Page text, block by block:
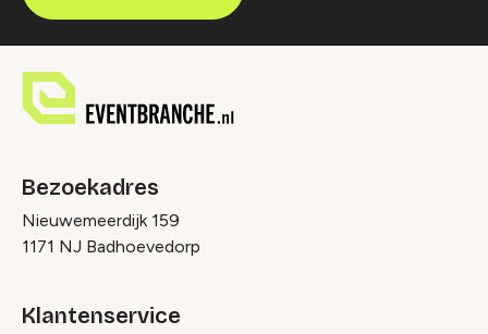
Bezoekadres
Nieuwemeerdijk 159
1171 NJ Badhoevedorp
Klantenservice